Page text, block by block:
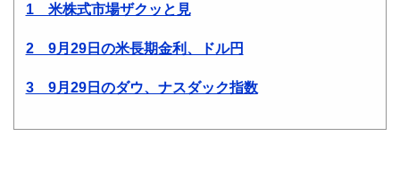
1 米株式市場ザクッと見
2 9月29日の米長期金利、ドル円
3 9月29日のダウ、ナスダック指数